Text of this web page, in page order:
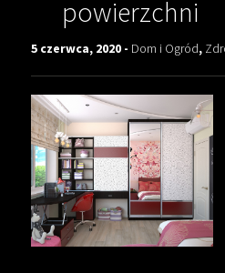
powierzchni
5 czerwca, 2020 - Dom i Ogród,